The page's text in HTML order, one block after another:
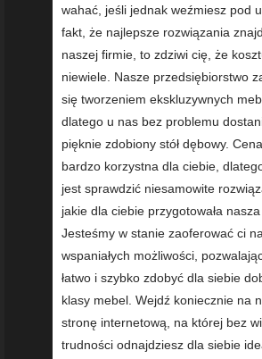
wahać, jeśli jednak weźmiesz pod
fakt, że najlepsze rozwiązania
naszej firmie, to zdziwi cię, że
niewiele. Nasze przedsiębiorstwo
się tworzeniem ekskluzywnych
dlatego u nas bez problemu
pięknie zdobiony stół dębowy.
bardzo korzystna dla ciebie,
jest sprawdzić niesamowite
jakie dla ciebie przygotowała
Jesteśmy w stanie zaoferować ci
wspaniałych możliwości,
łatwo i szybko zdobyć dla siebie
klasy mebel. Wejdź koniecznie na
stronę internetową, na której bez
trudności odnajdziesz dla siebie